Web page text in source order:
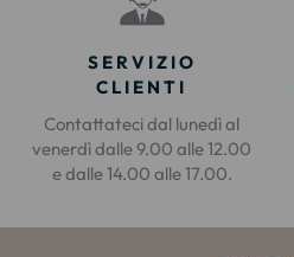
SERVIZIO
CLIENTI
Contattateci dal lunedì al
venerdì dalle 9.00 alle 12.00
e dalle 14.00 alle 17.00.